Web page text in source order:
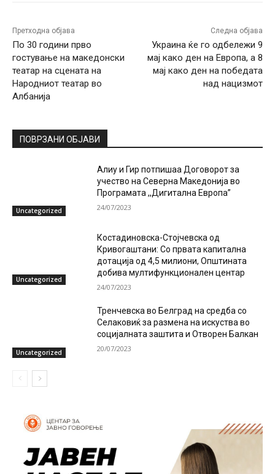
Претходна објава
По 30 години прво
гостување на македонски
театар на сцената на
Народниот театар во
Албанијa
Следна објава
Украина ќе го одбележи 9
мај како ден на Европа, а 8
мај како ден на победата
над нацизмот
ПОВРЗАНИ ОБЈАВИ
Uncategorized
Алиу и Гир потпишаа Договорот за
учество на Северна Македонија во
Програмата ,,Дигитална Европа”
24/07/2023
Uncategorized
Костадиновска-Стојчевска од
Кривогаштани: Со првата капитална
дотација од 4,5 милиони, Општината
добива мултифункционален центар
24/07/2023
Uncategorized
Тренчевска во Белград на средба со
Селаковиќ за размена на искуства во
социјалната заштита и Отворен Балкан
20/07/2023